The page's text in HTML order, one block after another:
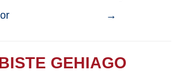
→
GEHIAGO